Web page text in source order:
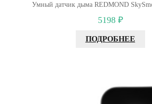
Умный датчик дыма REDMOND
5198 ₽
ПОДРОБНЕЕ